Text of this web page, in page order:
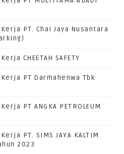
PT. Chai Jaya Nusantara
CHEETAH SAFETY
PT Darmahenwa Tbk
PT ANGKA PETROLEUM
PT. SIMS JAYA KALTIM
2023